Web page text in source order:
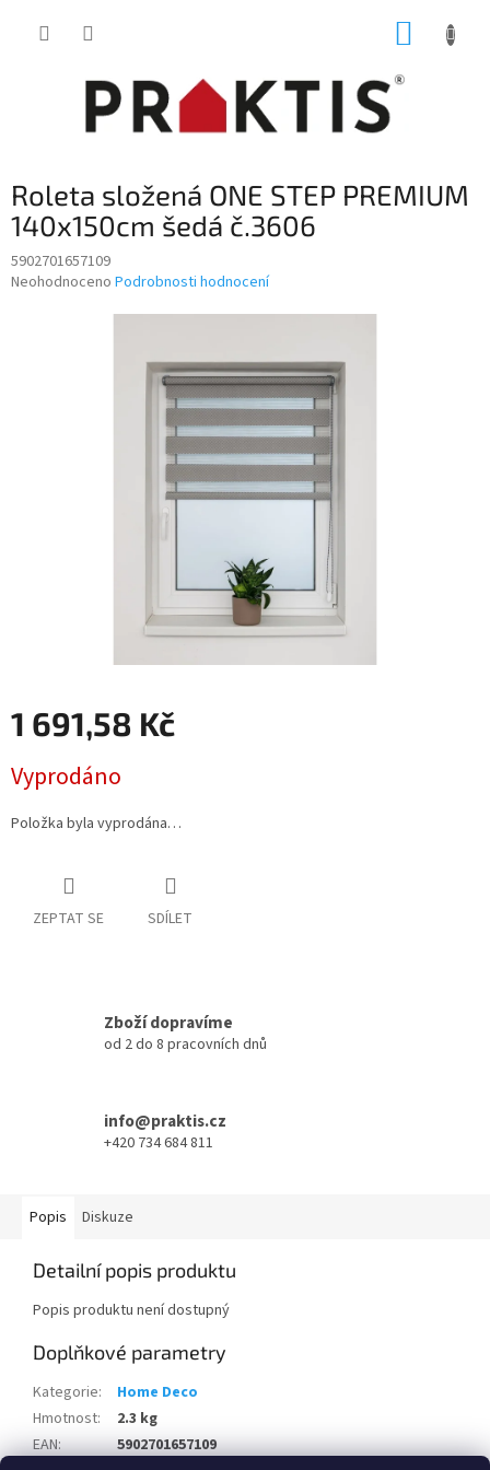
Roleta složená ONE STEP PREMIUM
140x150cm šedá č.3606
5902701657109
Průměrné
Neohodnoceno Podrobnosti hodnocení
1 691,58 Kč
cena:
Vyprodáno
Položka byla vyprodána…
ZEPTAT SE SDÍLET
Zboží dopravíme
od 2 do 8 pracovních dnů
info@praktis.cz
+420 734 684 811
Popis Diskuze
Detailní popis produktu
Popis produktu není dostupný
Doplňkové parametry
Kategorie:
Home Deco
Hmotnost:
2.3 kg
EAN:
5902701657109